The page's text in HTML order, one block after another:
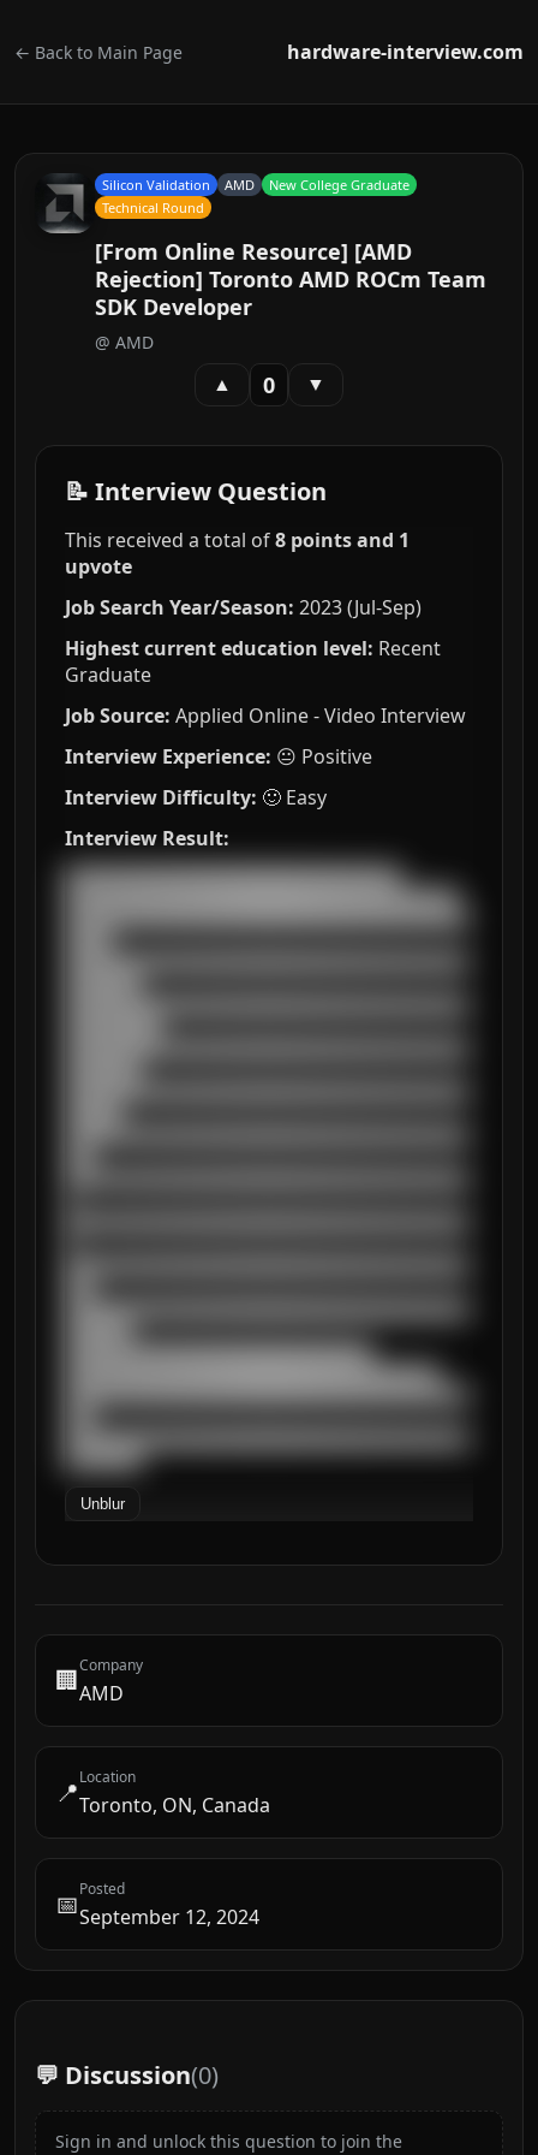
← Back to Main Page hardware-interview.com
Silicon Validation AMD
New College Graduate
Technical Round
[From Online Resource] [AMD
Rejection] Toronto AMD ROCm Team
SDK Developer
@ AMD
▲ 0 ▼
📝 Interview Question
This received a total of8 points and 1
upvote
Job Search Year/Season: 2023 (Jul-Sep)
Highest current education level: Recent
Graduate
Job Source: Applied Online - Video Interview
Interview Experience: 😐 Positive
Interview Difficulty: 🙂 Easy
Interview Result:
███████████████████████████████████
█████████████████████████████████████████
██████████████████████████████████████████
████████████████████████████████
███████████████████████████████████████
██████████████████████████████████████████
████████
Unblur
🏢Company
AMD
📍Location
Toronto, ON, Canada
📅Posted
September 12, 2024
💬 Discussion(0)
Sign in and unlock this question to join the